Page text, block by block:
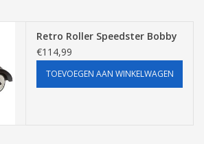
Retro Roller Speedster Bobby
€114,99
TOEVOEGEN AAN WINKELWAGEN